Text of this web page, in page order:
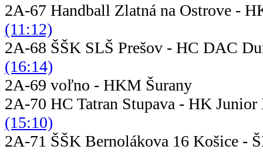
2A-67 Handball Zlatná na Ostrove -
(11:12)
2A-68 ŠŠK SLŠ Prešov - HC DAC
(16:14)
2A-69 voľno - HKM
2A-70 HC Tatran Stupava - HK
(15:10)
2A-71 ŠŠK Bernolákova 16 Košice -